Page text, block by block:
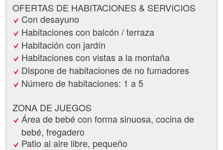
OFERTAS DE HABITACIONES & SERVICIOS
Con desayuno
Habitaciones con balcón / terraza
Habitación con jardín
Habitaciones con vistas a la montaña
Dispone de habitaciones de no fumadores
Número de habitaciones: 1 a 5
ZONA DE JUEGOS
Área de bebé con forma sinuosa, cocina de
bebé, fregadero
Patio al aire libre, pequeño